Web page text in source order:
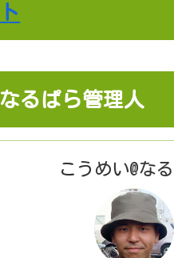
ト
なるぱら管理人
こうめい@な